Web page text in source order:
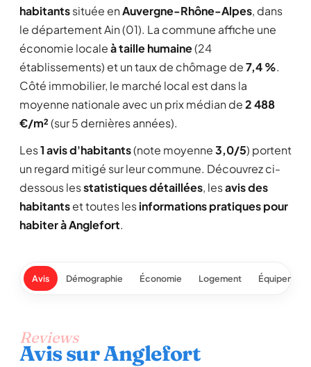
habitantssituée enAuvergne-Rhône-Alpes, dans
le département Ain (01). La commune affiche une
économie localeà taille humaine(24
établissements) et un taux de chômage de7,4 %.
Côté immobilier, le marché local est dans la
moyenne nationale avec un prix médian de2 488
€/m²(sur 5 dernières années).
Les1 avis d'habitants(note moyenne3,0/5) portent
un regard mitigé sur leur commune. Découvrez ci-
dessous lesstatistiques détaillées, lesavis des
habitantset toutes lesinformations pratiques pour
habiter à Anglefort.
Avis Démographie Économie Logement
Reviews
Avis sur Anglefort